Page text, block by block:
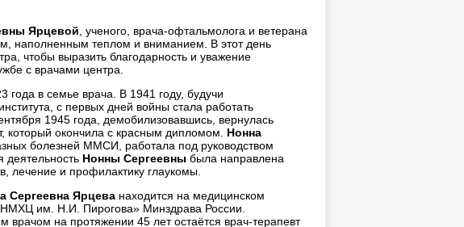
Ярцевой , ученого, врача-офтальмолога и ветерана
наполненным теплом и вниманием. В этот день
чтобы выразить благодарность и уважение
с врачами центра.
года в семье врача. В 1941 году, будучи
с первых дней войны стала работать
1945 года, демобилизовавшись, вернулась
который окончила с красным дипломом. Нонна
болезней ММСИ, работала под руководством
деятельность Нонны Сергеевны была направлена
лечение и профилактику глаукомы.
Сергеевна Ярцева находится на медицинском
им. Н.И. Пирогова» Минздрава России.
на протяжении 45 лет остаётся врач-терапевт